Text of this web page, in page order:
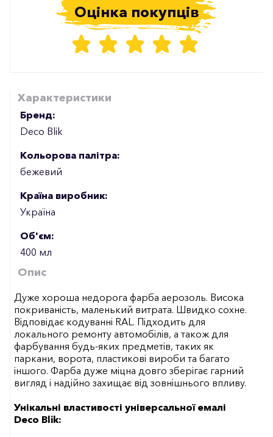
Оцінка покупців
Характеристики
Бренд:
Deco Blik
Кольорова палітра:
бежевий
Країна виробник:
Україна
Об'єм:
400 мл
Опис
Дуже хороша недорога фарба аерозоль. Висока
покриваність, маленький витрата. Швидко сохне.
Відповідає кодуванні RAL. Підходить для
локального ремонту автомобілів, а також для
фарбування будь-яких предметів, таких як
паркани, ворота, пластикові вироби та багато
іншого. Фарба дуже міцна довго зберігає гарний
вигляд і надійно захищає від зовнішнього впливу.
Унікальні властивості універсальної емалі
Deco Blik: